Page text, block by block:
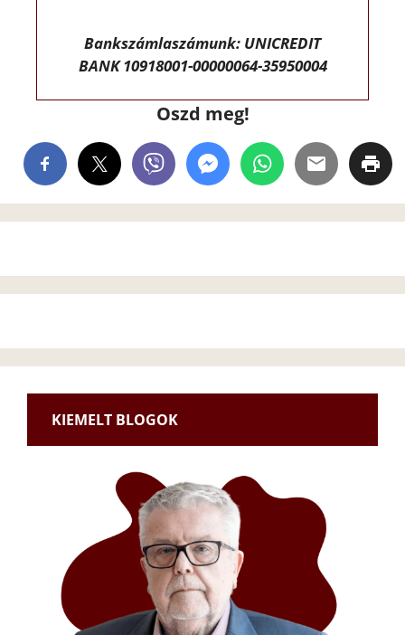
Bankszámlaszámunk: UNICREDIT
BANK 10918001-00000064-35950004
Oszd meg!
KIEMELT BLOGOK